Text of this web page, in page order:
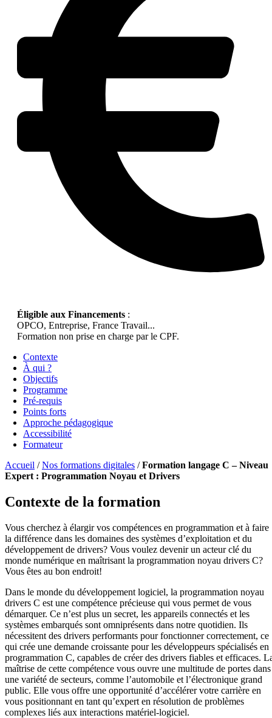
Éligible aux Financements :
OPCO, Entreprise, France Travail...
Formation non prise en charge par le CPF.
Contexte
À qui ?
Objectifs
Programme
Pré-requis
Points forts
Approche pédagogique
Accessibilité
Formateur
Accueil /Nos formations digitales /Formation langage C – Niveau
Expert : Programmation Noyau et Drivers
Contexte de la formation
Vous cherchez à élargir vos compétences en programmation et à faire
la différence dans les domaines des systèmes d’exploitation et du
développement de drivers? Vous voulez devenir un acteur clé du
monde numérique en maîtrisant la programmation noyau drivers C?
Vous êtes au bon endroit!
Dans le monde du développement logiciel, la programmation noyau
drivers C est une compétence précieuse qui vous permet de vous
démarquer. Ce n’est plus un secret, les appareils connectés et les
systèmes embarqués sont omniprésents dans notre quotidien. Ils
nécessitent des drivers performants pour fonctionner correctement, ce
qui crée une demande croissante pour les développeurs spécialisés en
programmation C, capables de créer des drivers fiables et efficaces.
maîtrise de cette compétence vous ouvre une multitude de portes dans
une variété de secteurs, comme l’automobile et l’électronique grand
public. Elle vous offre une opportunité d’accélérer votre carrière en
vous positionnant en tant qu’expert en résolution de problèmes
complexes liés aux interactions matériel-logiciel.